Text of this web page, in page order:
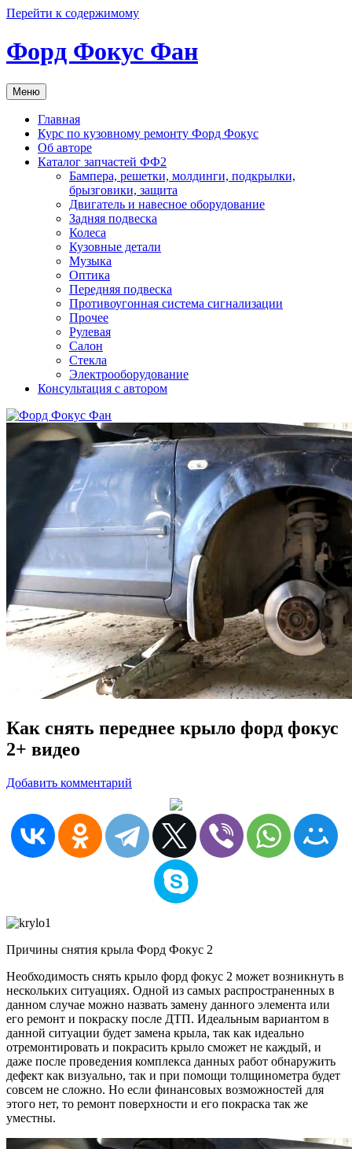
Перейти к содержимому
Форд Фокус Фан
Меню
Главная
Курс по кузовному ремонту Форд Фокус
Об авторе
Каталог запчастей ФФ2
Бампера, решетки, молдинги, подкрылки,
брызговики, защита
Двигатель и навесное оборудование
Задняя подвеска
Колеса
Кузовные детали
Музыка
Оптика
Передняя подвеска
Противоугонная система сигнализации
Прочее
Рулевая
Салон
Стекла
Электрооборудование
Консультация с автором
Как снять переднее крыло форд фокус
2+ видео
Добавить комментарий
Причины снятия крыла Форд Фокус 2
Необходимость снять крыло форд фокус 2 может возникнуть в
нескольких ситуациях. Одной из самых распространенных в
данном случае можно назвать замену данного элемента или
его ремонт и покраску после ДТП. Идеальным вариантом в
данной ситуации будет замена крыла, так как идеально
отремонтировать и покрасить крыло сможет не каждый, и
даже после проведения комплекса данных работ обнаружить
дефект как визуально, так и при помощи толщинометра будет
совсем не сложно. Но если финансовых возможностей для
этого нет, то ремонт поверхности и его покраска так же
уместны.